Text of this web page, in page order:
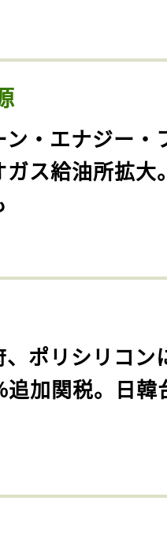
ン・エナジー・
ス給油所拡大
、ポリシリコン
加関税。日韓